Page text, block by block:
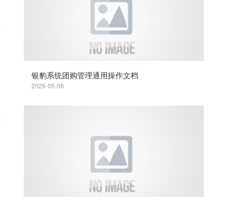
银豹系统团购管理通用操作文档
2026-05-06